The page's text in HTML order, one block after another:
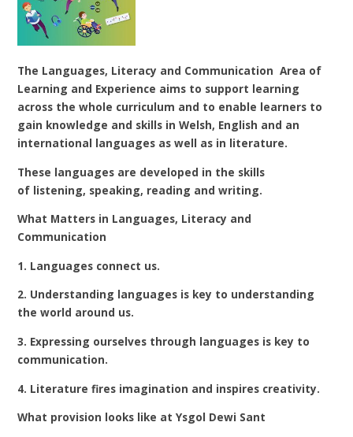
The Languages, Literacy and Communication Area of
Learning and Experience aims to support learning
across the whole curriculum and to enable learners to
gain knowledge and skills inWelsh, English and an
international languages as well as in literature.
These languages are developed in the skills
of listening, speaking, reading and writing.
What Matters in Languages, Literacy and
Communication
1. Languages connect us.
2. Understanding languages is key to understanding
the world around us.
3. Expressing ourselves through languages is key to
communication.
4. Literature fires imagination and inspires creativity.
What provision looks like at Ysgol Dewi Sant